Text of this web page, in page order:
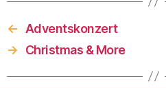
←
Adventskonzert
→
Christmas & More